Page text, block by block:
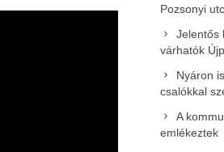
Pozsonyi
Jelentős
várhatók
Nyáron
csalókkal
A
emlékeztek